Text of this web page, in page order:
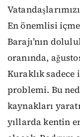
En önemlisi
Barajı’nın
oranında,
Kuraklık
problemi. Bu
kaynakları
yıllarda kentin